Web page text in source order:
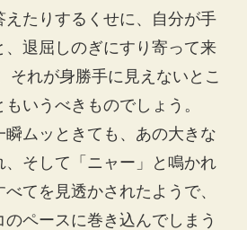
えたりするくせに、自分が手
退屈しのぎにすり寄って来
それが身勝手に見えないとこ
いうべきものでしょう。
瞬ムッときても、あの大きな
、そして「ニャー」と鳴かれ
てを見透かされたようで、
ペースに巻き込んでしまう